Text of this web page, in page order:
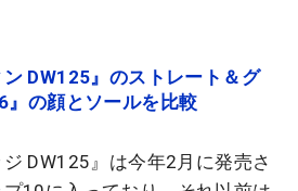
ン DW125』のストレート＆グ
』の顔とソールを比較
ジ DW125』は今年2月に発売さ